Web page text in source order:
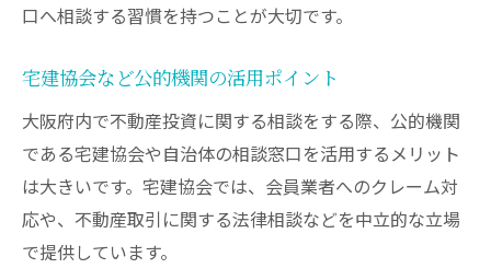
口へ相談する習慣を持つことが大切です。
宅建協会など公的機関の活用ポイント
大阪府内で不動産投資に関する相談をする際、公的機関
である宅建協会や自治体の相談窓口を活用するメリット
は大きいです。宅建協会では、会員業者へのクレーム対
応や、不動産取引に関する法律相談などを中立的な立場
で提供しています。